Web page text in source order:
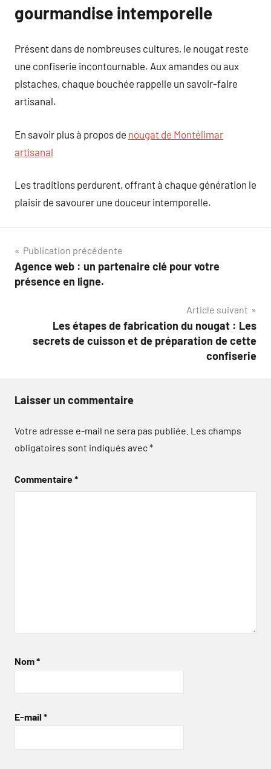
gourmandise intemporelle
Présent dans de nombreuses cultures, le nougat reste
une confiserie incontournable. Aux amandes ou aux
pistaches, chaque bouchée rappelle un savoir-faire
artisanal.
En savoir plus à propos de nougat de Montélimar
artisanal
Les traditions perdurent, offrant à chaque génération le
plaisir de savourer une douceur intemporelle.
Navigation
de
Publication précédente
Agence web : un partenaire clé pour votre
présence en ligne.
Article suivant
Les étapes de fabrication du nougat : Les
secrets de cuisson et de préparation de cette
confiserie
Laisser un commentaire
Votre adresse e-mail ne sera pas publiée. Les champs
obligatoires sont indiqués avec*
Commentaire*
Nom*
E-mail *